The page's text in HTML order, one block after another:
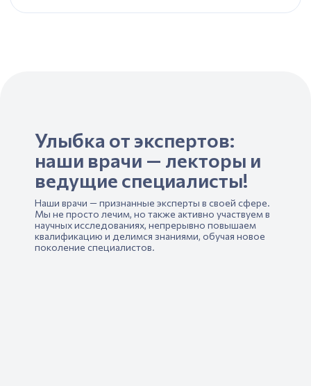
Улыбка от экспертов:
наши врачи — лекторы и
ведущие специалисты!
Наши врачи — признанные эксперты в своей сфере.
Мы не просто лечим, но также активно участвуем в
научных исследованиях, непрерывно повышаем
квалификацию и делимся знаниями, обучая новое
поколение специалистов.